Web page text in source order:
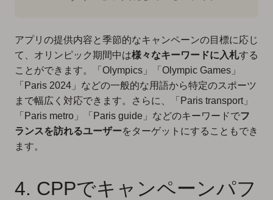
アプリの提供内容と季節的なキャンペーンの目標に応じ
て、オリンピック期間中は様々なキーワードに入札する
ことができます。「Olympics」「Olympic Games」
「Paris 2024」などの一般的な用語から特定のスポーツ
まで幅広く対応できます。さらに、「Paris transport」
「Paris metro」「Paris guide」などのキーワードでフ
ランスを訪れるユーザーをターゲットにすることもでき
ます。
4. CPPでキャンペーンパフ